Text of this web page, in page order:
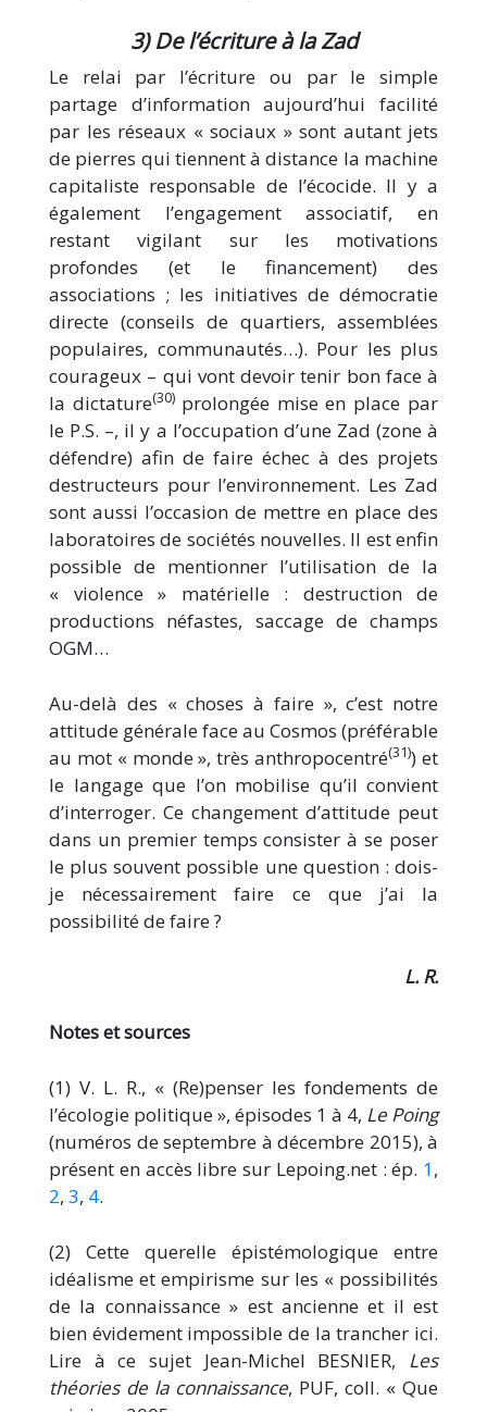
3) De l’écriture à la Zad
Le relai par l’écriture ou par le simple
partage d’information aujourd’hui facilité
par les réseaux « sociaux » sont autant jets
de pierres qui tiennent à distance la machine
capitaliste responsable de l’écocide. Il y a
également l’engagement associatif, en
restant vigilant sur les motivations
profondes (et le financement) des
associations ; les initiatives de démocratie
directe (conseils de quartiers, assemblées
populaires, communautés…). Pour les plus
courageux – qui vont devoir tenir bon face à
la dictature(30) prolongée mise en place par
le P.S. –, il y a l’occupation d’une Zad (zone à
défendre) afin de faire échec à des projets
destructeurs pour l’environnement. Les Zad
sont aussi l’occasion de mettre en place des
laboratoires de sociétés nouvelles. Il est enfin
possible de mentionner l’utilisation de la
« violence » matérielle : destruction de
productions néfastes, saccage de champs
OGM…
Au-delà des « choses à faire », c’est notre
attitude générale face au Cosmos (préférable
au mot « monde », très anthropocentré(31)) et
le langage que l’on mobilise qu’il convient
d’interroger. Ce changement d’attitude peut
dans un premier temps consister à se poser
le plus souvent possible une question : dois-
je nécessairement faire ce que j’ai la
possibilité de faire ?
L. R.
Notes et sources
(1) V. L. R., « (Re)penser les fondements de
l’écologie politique », épisodes 1 à 4, Le Poing
(numéros de septembre à décembre 2015), à
présent en accès libre sur Lepoing.net : ép. 1,
2, 3, 4.
(2) Cette querelle épistémologique entre
idéalisme et empirisme sur les « possibilités
de la connaissance » est ancienne et il est
bien évidement impossible de la trancher ici.
Lire à ce sujet Jean-Michel BESNIER, Les
théories de la connaissance, PUF, coll. « Que